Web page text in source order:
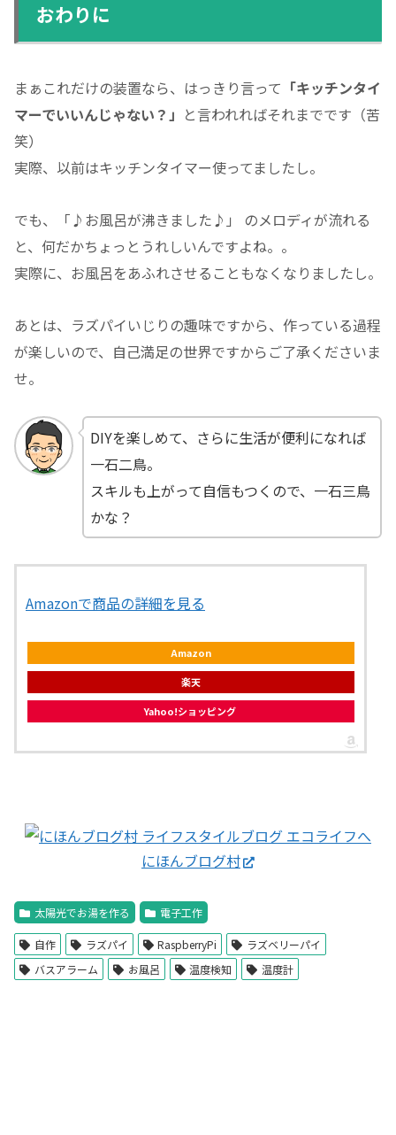
おわりに
まぁこれだけの装置なら、はっきり言って 「キッチンタイ
マーでいいんじゃない？」 と言われればそれまでです（苦
笑）
実際、以前はキッチンタイマー使ってましたし。
でも、「♪お風呂が沸きました♪」 のメロディが流れる
と、何だかちょっとうれしいんですよね。。
実際に、お風呂をあふれさせることもなくなりましたし。
あとは、ラズパイいじりの趣味ですから、作っている過程
が楽しいので、自己満足の世界ですからご了承くださいま
せ。
DIYを楽しめて、さらに生活が便利になれば
一石二鳥。
スキルも上がって自信もつくので、一石三鳥
かな？
Amazonで商品の詳細を見る
Amazon
楽天
Yahoo!ショッピング
にほんブログ村
太陽光でお湯を作る 電子工作
自作 ラズパイ RaspberryPi
ラズベリーパイ
バスアラーム
お風呂 温度検知 温度計